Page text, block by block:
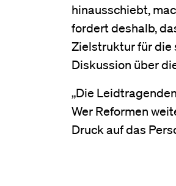
hinausschiebt,
fordert deshalb,
Zielstruktur für die
Diskussion über
„Die
Wer Reformen
Druck auf das